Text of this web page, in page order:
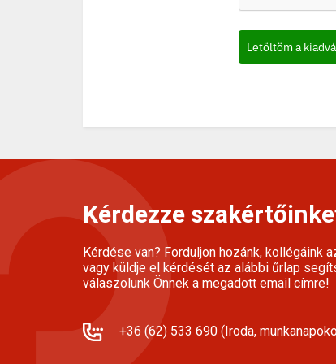
Letöltöm a
Kérdezze
Kérdése van? Forduljon hozánk, kollégáink
vagy küldje el kérdését az alábbi űrlap
válaszolunk Önnek a megadott email címre!
+36 (62) 533 690 (Iroda,